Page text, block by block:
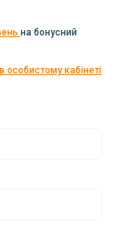
вибір ваг від
30x30 мм, що
L
на бонусний
особистому кабінеті